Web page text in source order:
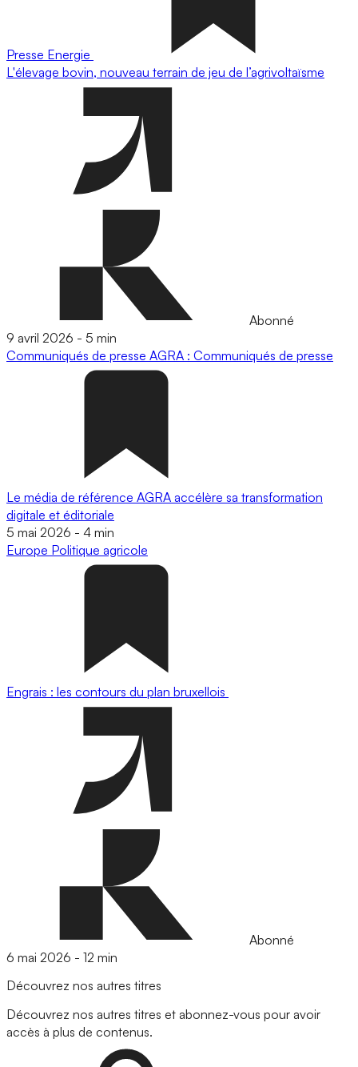
Presse Energie
L'élevage bovin, nouveau terrain de jeu de l’agrivoltaïsme
Abonné
9 avril 2026 - 5 min
Communiqués de presse AGRA : Communiqués de presse
Le média de référence AGRA accélère sa transformation
digitale et éditoriale
5 mai 2026 - 4 min
Europe Politique agricole
Engrais : les contours du plan bruxellois
Abonné
6 mai 2026 - 12 min
Découvrez nos autres titres
Découvrez nos autres titres et abonnez-vous pour avoir
accès à plus de contenus.